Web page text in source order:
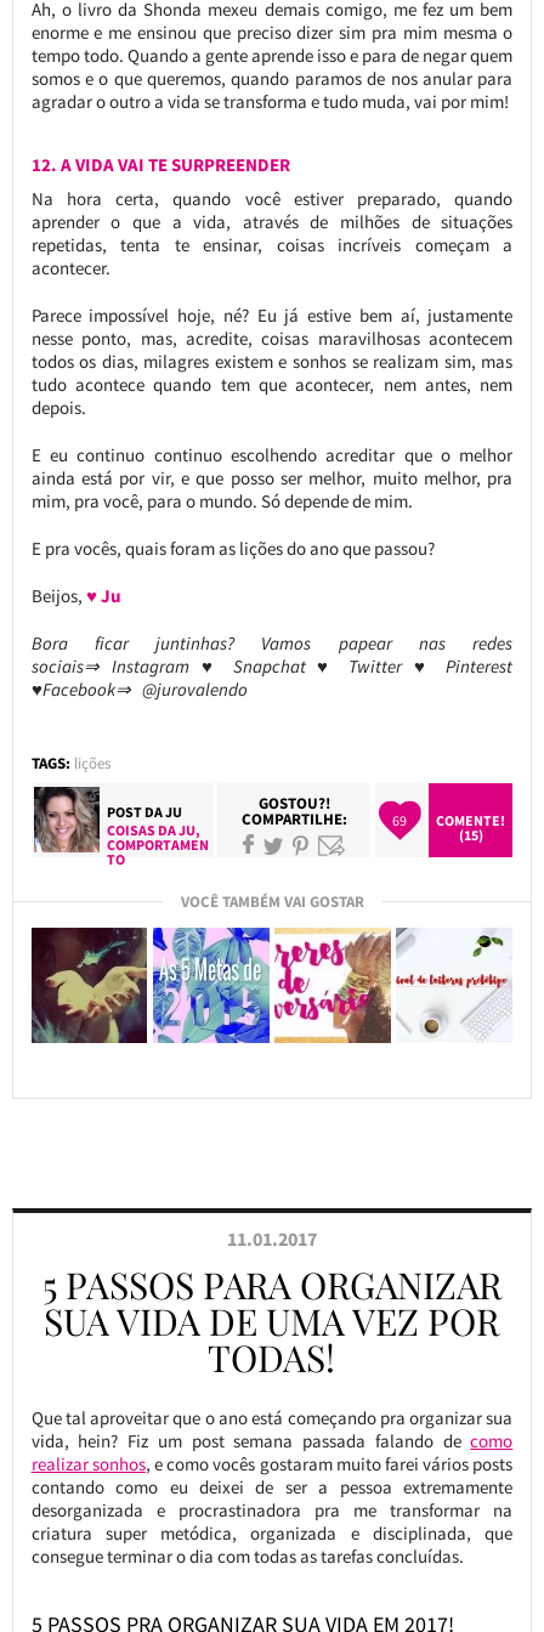
Ah, o livro da Shonda mexeu demais comigo, me fez um bem
enorme e me ensinou que preciso dizer sim pra mim mesma o
tempo todo. Quando a gente aprende isso e para de negar quem
somos e o que queremos, quando paramos de nos anular para
agradar o outro a vida se transforma e tudo muda, vai por mim!
12. A VIDA VAI TE SURPREENDER
Na hora certa, quando você estiver preparado, quando
aprender o que a vida, através de milhões de situações
repetidas, tenta te ensinar, coisas incríveis começam a
acontecer.
Parece impossível hoje, né? Eu já estive bem aí, justamente
nesse ponto, mas, acredite, coisas maravilhosas acontecem
todos os dias, milagres existem e sonhos se realizam sim, mas
tudo acontece quando tem que acontecer, nem antes, nem
depois.
E eu continuo continuo escolhendo acreditar que o melhor
ainda está por vir, e que posso ser melhor, muito melhor, pra
mim, pra você, para o mundo. Só depende de mim.
E pra vocês, quais foram as lições do ano que passou?
Beijos, ♥ Ju
Bora ficar juntinhas? Vamos papear nas redes
sociais⇒ Instagram ♥ Snapchat ♥ Twitter ♥ Pinterest
♥Facebook⇒ @jurovalendo
TAGS: lições
POST DAJU
COISAS DA JU,
COMPORTAMEN
TO
GOSTOU?!
COMPARTILHE: 69
COMENTE!
(15)
VOCÊ TAMBÉM VAI GOSTAR
11.01.2017
5 PASSOS PARA ORGANIZAR
SUA VIDA DE UMA VEZ POR
TODAS!
Que tal aproveitar que o ano está começando pra organizar sua
vida, hein? Fiz um post semana passada falando decomo
realizar sonhos, e como vocês gostaram muito farei vários posts
contando como eu deixei de ser a pessoa extremamente
desorganizada e procrastinadora pra me transformar na
criatura super metódica, organizada e disciplinada, que
consegue terminar o dia com todas as tarefas concluídas.
5 PASSOS PRA ORGANIZAR SUA VIDA EM 2017!